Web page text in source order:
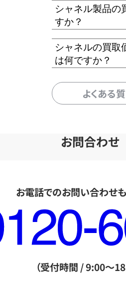
シャネル製品の
すか？
シャネルの買取
は何ですか？
よくある
お問合わせ
お電話でのお問い合わせ
（受付時間 / 9:00～